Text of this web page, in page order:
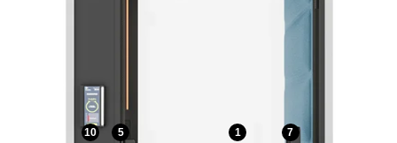
1
5 7
10